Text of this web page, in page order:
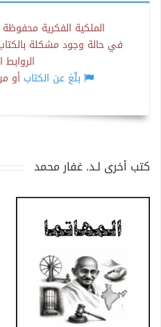
الملكية الفكرية
في حالة وجود مشكلة بالكتاب
الروابط
بلّغ عن الكتاب أو
كتب أخرى لـد. غفار محمد